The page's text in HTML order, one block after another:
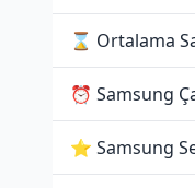
⌛ Ortalama
⏰ Samsung
⭐ Samsung